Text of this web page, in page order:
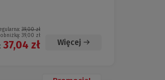
39,00 zł
39,00 zł
37,04 zł Więcej